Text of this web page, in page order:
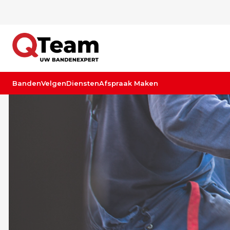
BandenVelgenDienstenAfspraak Maken